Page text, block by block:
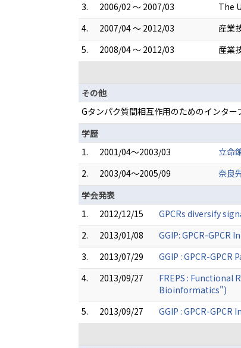
3.
2006/02 ～ 2007/03
The
4.
2007/04 ～ 2012/03
産業
5.
2008/04 ～ 2012/03
産業
その他
Gタンパク質間相互作用のためのインター
学歴
1.
2001/04～2003/03
立命
2.
2003/04～2005/09
奈良
学会発表
1.
2012/12/15
GPCRs diversify
2.
2013/01/08
GGIP: GPCR-
3.
2013/07/29
GGIP : GPCR-
4.
2013/09/27
FREPS :
Bioinformatics")
5.
2013/09/27
GGIP : GPCR-